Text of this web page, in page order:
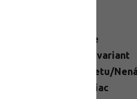
Moruše
Zvoľte variant
Bez kvetu/
400 a viac